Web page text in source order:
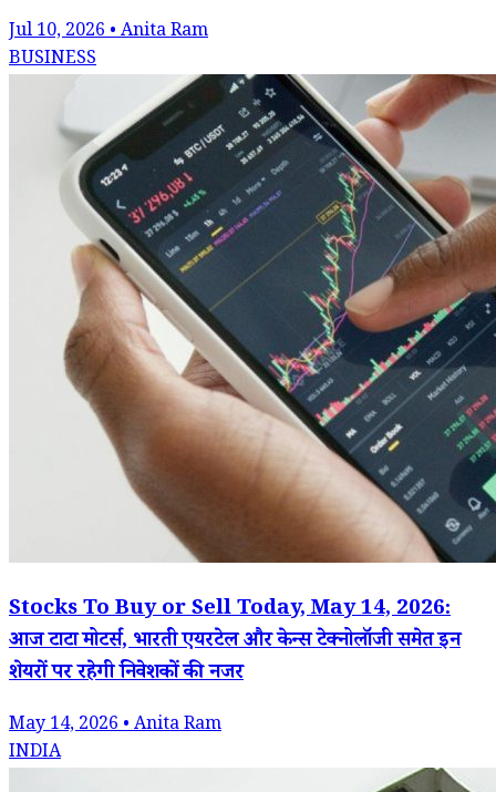
Jul 10, 2026 • Anita Ram
BUSINESS
Stocks To Buy or Sell Today, May 14, 2026:
आज टाटा मोटर्स, भारती एयरटेल और केन्स टेक्नोलॉजी समेत इन
शेयरों पर रहेगी निवेशकों की नजर
May 14, 2026 • Anita Ram
INDIA